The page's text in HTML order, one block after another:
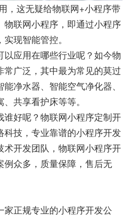
，这无疑给物联网+小程序带
物联网小程序，即通过小程序
现智能管控。
以应用在哪些行业呢？如今物
常广泛，其中最为常见的莫过
净水器、智能空气净化器、
共享看护床等等。
谁好呢？物联网小程序定制开
科技，专业靠谱的小程序开发
术开发团队，物联网小程序开
例众多，质量保障，售后无
家正规专业的小程序开发公